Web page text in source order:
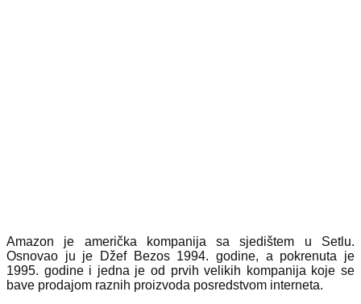
Amazon je američka kompanija sa sjedištem u Setlu.
Osnovao ju je Džef Bezos 1994. godine, a pokrenuta je
1995. godine i jedna je od prvih velikih kompanija koje se
bave prodajom raznih proizvoda posredstvom interneta.